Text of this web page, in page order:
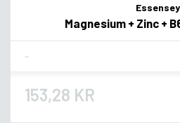
Essensey
Magnesium + Zinc +
153,28 KR